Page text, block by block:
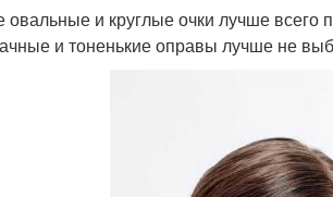
и круглые очки лучше всего
и тоненькие оправы лучше не